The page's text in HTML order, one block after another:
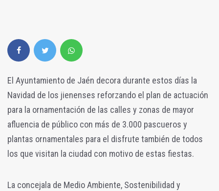
El Ayuntamiento de Jaén decora durante estos días la
Navidad de los jienenses reforzando el plan de actuación
para la ornamentación de las calles y zonas de mayor
afluencia de público con más de 3.000 pascueros y
plantas ornamentales para el disfrute también de todos
los que visitan la ciudad con motivo de estas fiestas.
La concejala de Medio Ambiente, Sostenibilidad y